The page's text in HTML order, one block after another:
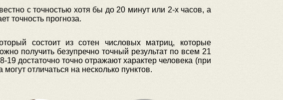
с точностью хотя бы до 20 минут или 2-х часов, а
точность прогноза.
состоит из сотен числовых матриц, которые
получить безупречно точный результат по всем 21
достаточно точно отражают характер человека (при
отличаться на несколько пунктов.